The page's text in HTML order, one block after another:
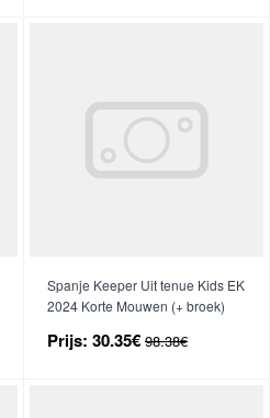
Spanje Keeper Uit tenue Kids EK
2024 Korte Mouwen (+ broek)
Prijs: 30.35€ 98.38€